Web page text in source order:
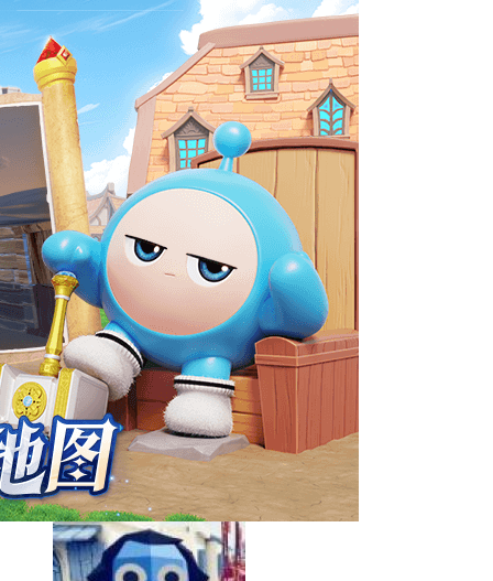
75.53MB
动作冒险
格斗无双
42.95MB
卡牌游戏